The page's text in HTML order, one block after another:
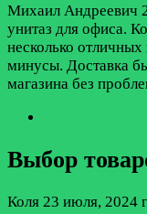
Михаил Андреевич
унитаз для офиса.
несколько
минусы. Доставка
магазина без
Выбор
Коля 23 июля, 2024